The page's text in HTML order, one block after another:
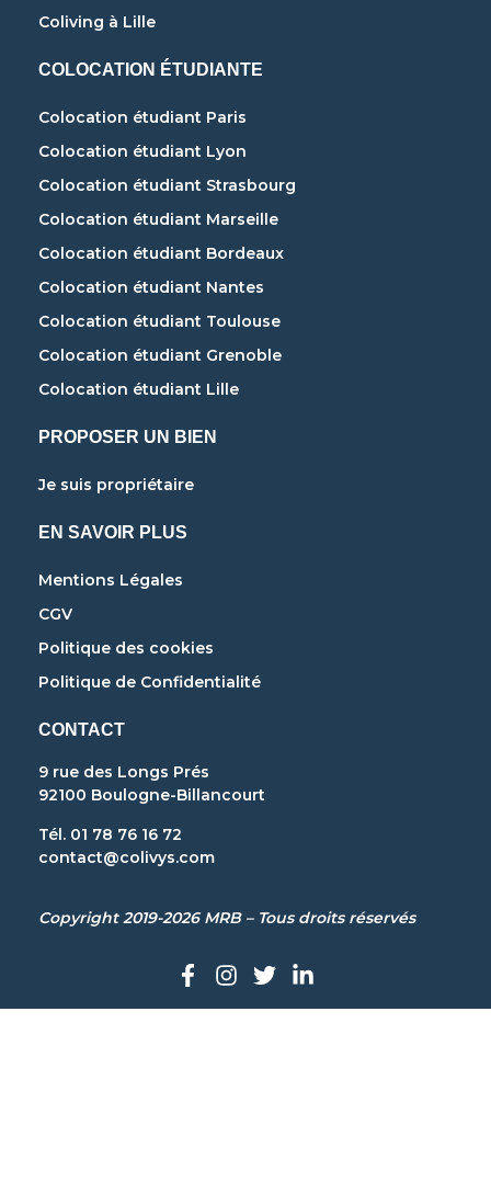
Coliving à Lille
COLOCATION ÉTUDIANTE
Colocation étudiant Paris
Colocation étudiant Lyon
Colocation étudiant Strasbourg
Colocation étudiant Marseille
Colocation étudiant Bordeaux
Colocation étudiant Nantes
Colocation étudiant Toulouse
Colocation étudiant Grenoble
Colocation étudiant Lille
PROPOSER UN BIEN
Je suis propriétaire
EN SAVOIR PLUS
Mentions Légales
CGV
Politique des cookies
Politique de Confidentialité
CONTACT
9 rue des Longs Prés
92100 Boulogne-Billancourt
Tél. 01 78 76 16 72
contact@colivys.com
Copyright 2019-2026 MRB – Tous droits réservés